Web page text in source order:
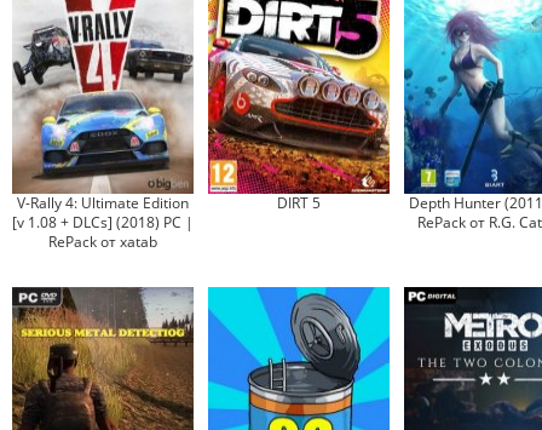
V-Rally 4: Ultimate Edition
[v 1.08 + DLCs] (2018) PC |
RePack от xatab
DIRT 5
Depth Hunter
RePack от R.G.